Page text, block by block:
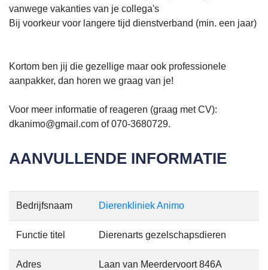
vanwege vakanties van je collega's
Bij voorkeur voor langere tijd dienstverband (min. een jaar)
Kortom ben jij die gezellige maar ook professionele
aanpakker, dan horen we graag van je!
Voor meer informatie of reageren (graag met CV):
dkanimo@gmail.com of 070-3680729.
AANVULLENDE INFORMATIE
Bedrijfsnaam Dierenkliniek Animo
Functie titel Dierenarts gezelschapsdieren
Adres Laan van Meerdervoort 846A